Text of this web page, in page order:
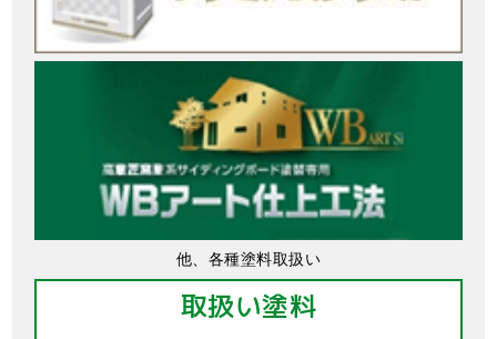
他、各種塗料取扱い
取扱い塗料